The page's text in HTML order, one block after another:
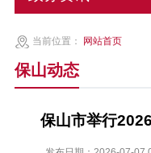
当前位置： 网站首页
保山动态
保山市举行